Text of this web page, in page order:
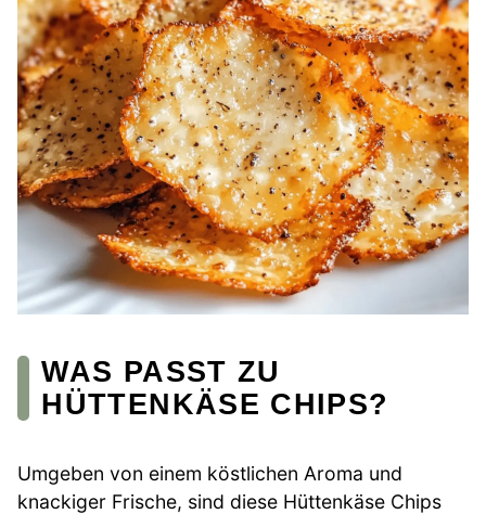
WAS PASST ZU
HÜTTENKÄSE CHIPS?
Umgeben von einem köstlichen Aroma und
knackiger Frische, sind diese Hüttenkäse Chips